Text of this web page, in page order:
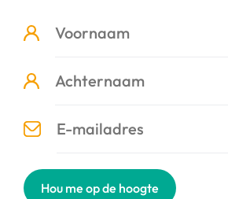
Hou me op de hoogte